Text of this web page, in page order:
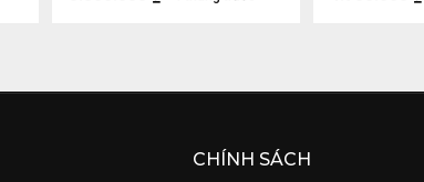
CHÍNH SÁCH